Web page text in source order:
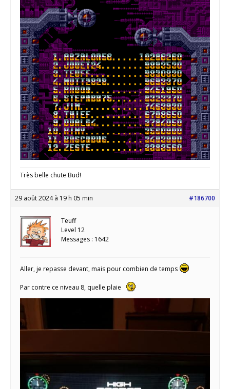
Très belle chute Bud!
29 août 2024 à 19 h 05 min #186700
Teuff
Level 12
Messages : 1642
Aller, je repasse devant, mais pour combien de temps
Par contre ce niveau 8, quelle plaie